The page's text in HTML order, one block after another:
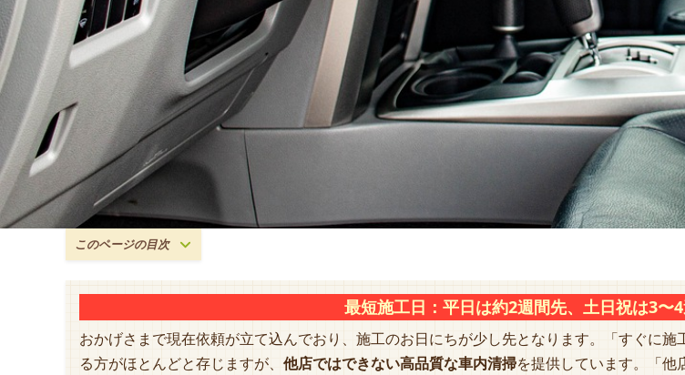
このページの目次
最短施工日：平日は約2週間先、土日祝は3〜
おかげさまで現在依頼が立て込んでおり、施工のお日にちが少し先となります。「すぐに
る方がほとんどと存じますが、 他店ではできない高品質な車内清掃を提供しています。「